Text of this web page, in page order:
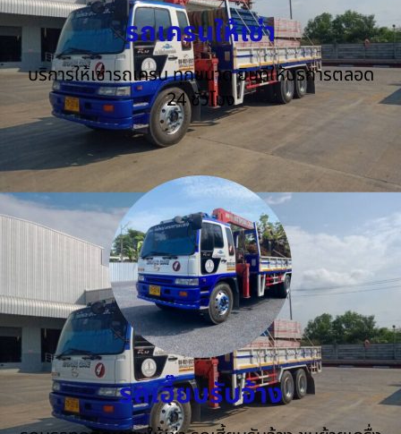
รถเครนให้เช่า
บริการให้เช่ารถเครน ทุกขนาด ยินดีให้บริการตลอด
24 ชั่วโมง
รถเฮี๊ยบรับจ้าง